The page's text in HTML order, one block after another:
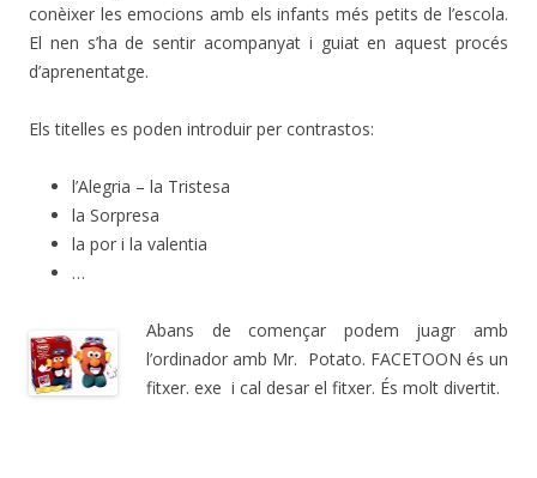
conèixer les emocions amb els infants més petits de l’escola.
El nen s’ha de sentir acompanyat i guiat en aquest procés
d’aprenentatge.
Els titelles es poden introduir per contrastos:
l’Alegria – la Tristesa
la Sorpresa
la por i la valentia
…
Abans de començar podem juagr amb
l’ordinador amb Mr. Potato. FACETOON és un
fitxer. exe i cal desar el fitxer. És molt divertit.